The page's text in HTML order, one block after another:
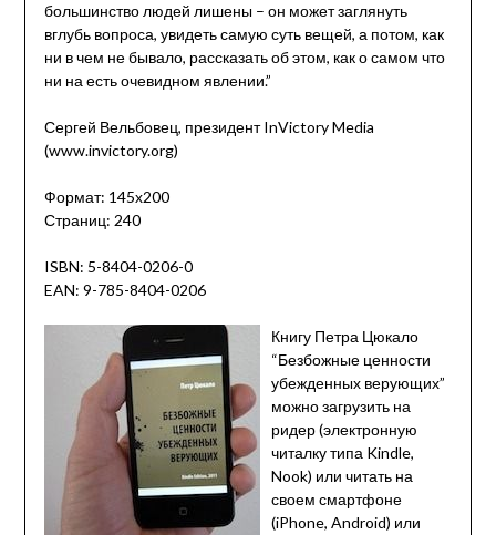
большинство людей лишены – он может заглянуть
вглубь вопроса, увидеть самую суть вещей, а потом, как
ни в чем не бывало, рассказать об этом, как о самом что
ни на есть очевидном явлении.”
Сергей Вельбовец, президент InVictory Media
(www.invictory.org)
Формат: 145х200
Страниц: 240
ISBN: 5-8404-0206-0
EAN: 9-785-8404-0206
Книгу Петра Цюкало
“Безбожные ценности
убежденных верующих”
можно загрузить на
ридер (электронную
читалку типа Kindle,
Nook) или читать на
своем смартфоне
(iPhone, Android) или